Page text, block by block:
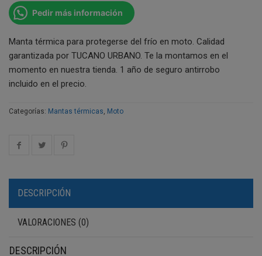
Pedir más información
Manta térmica para protegerse del frío en moto. Calidad
garantizada por TUCANO URBANO. Te la montamos en el
momento en nuestra tienda. 1 año de seguro antirrobo
incluido en el precio.
Categorías: Mantas térmicas, Moto
DESCRIPCIÓN
VALORACIONES (0)
DESCRIPCIÓN